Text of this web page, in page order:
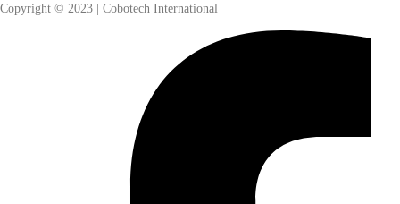
Copyright © 2023 | Cobotech International